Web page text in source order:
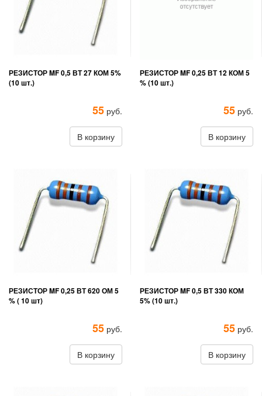
РЕЗИСТОР MF 0,5 ВТ 27 КОМ 5%
(10 шт.)
55 руб.
В корзину
РЕЗИСТОР MF 0,25 ВТ 12 КОМ 5
% (10 шт.)
55 руб.
В корзину
РЕЗИСТОР MF 0,25 ВТ 620 ОМ 5
% ( 10 шт)
55 руб.
В корзину
РЕЗИСТОР MF 0,5 ВТ 330 КОМ
5% (10 шт.)
55 руб.
В корзину